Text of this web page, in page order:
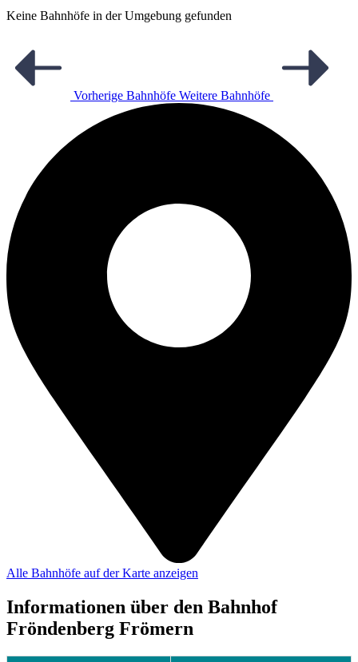
Keine Bahnhöfe in der Umgebung gefunden
Vorherige Bahnhöfe Weitere Bahnhöfe
Alle Bahnhöfe auf der Karte anzeigen
Informationen über den Bahnhof
Fröndenberg Frömern